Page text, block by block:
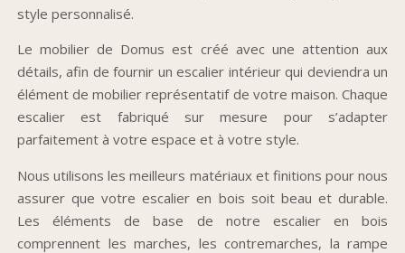
style personnalisé.
Le mobilier de Domus est créé avec une attention aux
détails, afin de fournir un escalier intérieur qui deviendra un
élément de mobilier représentatif de votre maison. Chaque
escalier est fabriqué sur mesure pour s’adapter
parfaitement à votre espace et à votre style.
Nous utilisons les meilleurs matériaux et finitions pour nous
assurer que votre escalier en bois soit beau et durable.
Les éléments de base de notre escalier en bois
comprennent les marches, les contremarches, la rampe